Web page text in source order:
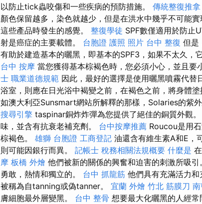
以防止tick蟲咬傷和一些疾病的預防措施。 傳統整復推拿
顏色保留越多，染色就越少，但是在洪水中幾乎不可能實
這些產品時發生的感覺。 整復學徒 SPF數僅適用於防止
射是癌症的主要載體。 台胞證 護照 照片 台中 整復 但是
有助於建造基本的曬黑，即基本的SPF3，如果不太久，
台中 按摩 當您獲得基本棕褐色時，您必須小心，並且要
士 職業道德規範 因此，最好的選擇是使用曬黑噴霧代替
浴室，則應在日光浴中褐變之前，在褐色之前，將身體塗
如澳大利亞Sunsmart網站所解釋的那樣，Solaries的紫
搜尋引擎 taspinar銅炸炸彈為您提供了絕佳的銅質外觀。
味，並含有抗衰老補充劑。 台中按摩推薦 Roucou是用
棕褐色。 雄獅 台胞證 工商登記 油還含有維生素A和E，
則可能因銀行而異。 記帳士 稅務相關法規概要 什麼是
摩 板橋 外燴 他們被新的關係的興奮和迫害的刺激所吸引
勇敢，熱情和獨立的。 台中 抓龍筋 他們具有充滿活力
被稱為自tanning或偽tanner。 宜蘭 外燴 竹北 筋膜刀
膚細胞最外層變黑。 台中 整骨 想要最大化曬黑的人經常